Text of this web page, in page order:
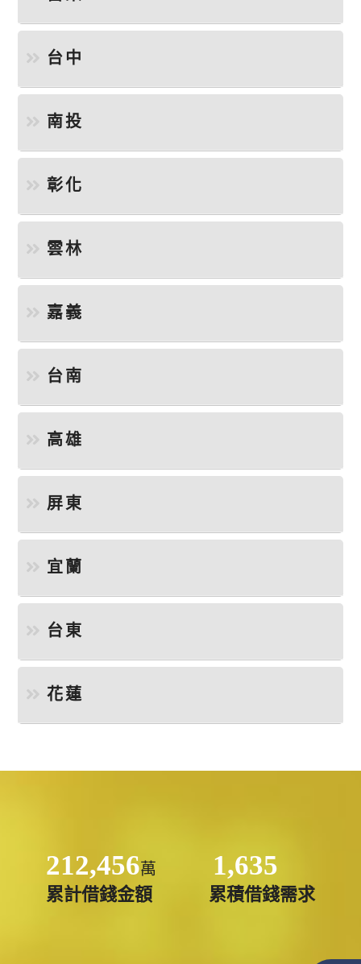
台中
南投
彰化
雲林
嘉義
台南
高雄
屏東
宜蘭
台東
花蓮
212,456萬
累計借錢金額
1,635
累積借錢需求